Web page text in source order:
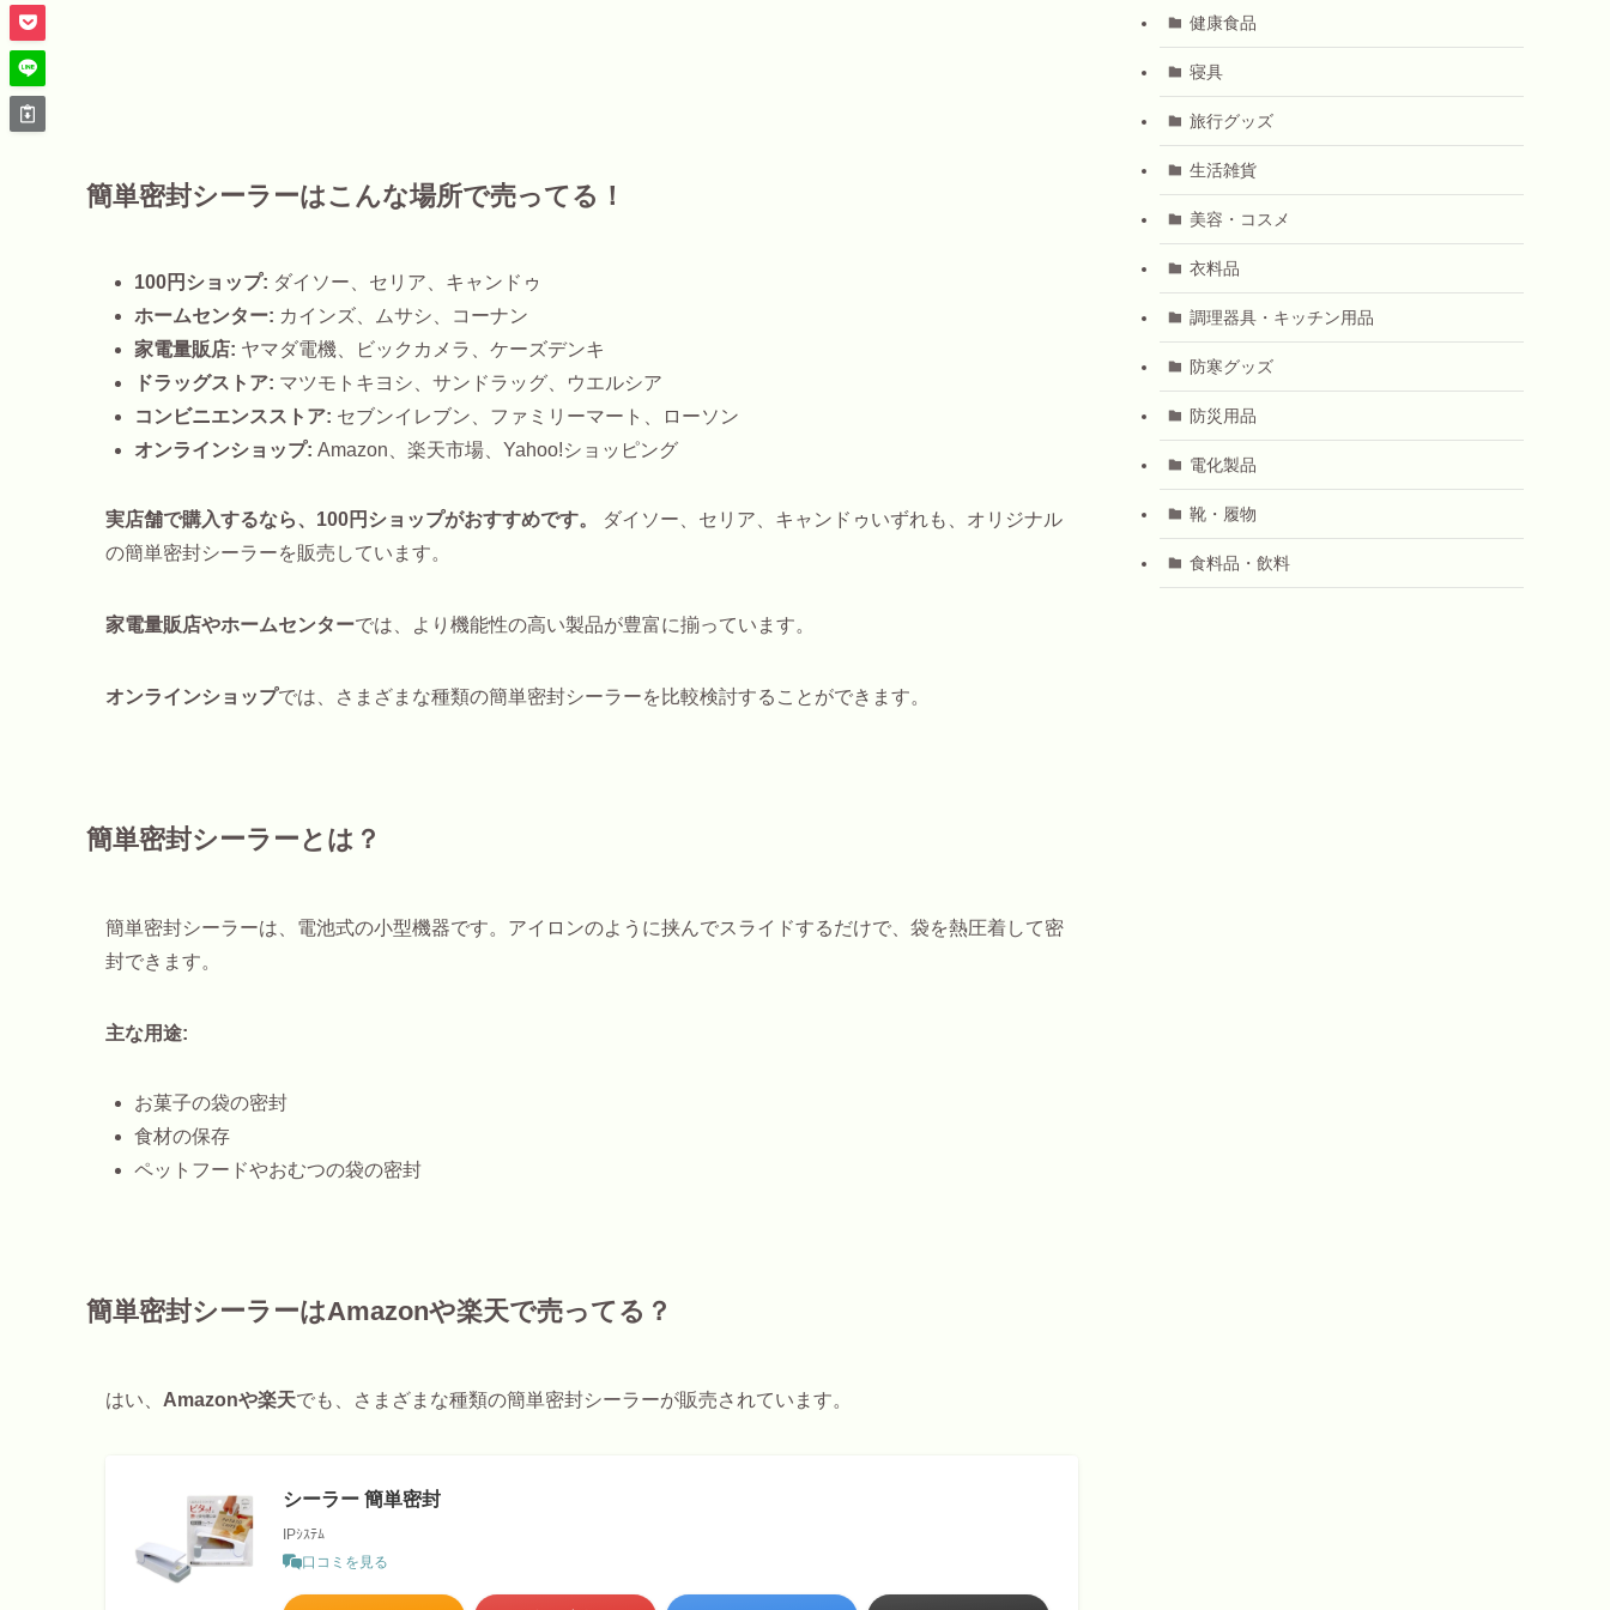
簡単密封シーラーはこんな場所で売ってる！
100円ショップ: ダイソー、セリア、キャンドゥ
ホームセンター: カインズ、ムサシ、コーナン
家電量販店: ヤマダ電機、ビックカメラ、ケーズデンキ
ドラッグストア: マツモトキヨシ、サンドラッグ、ウエルシア
コンビニエンスストア: セブンイレブン、ファミリーマート、ローソン
オンラインショップ: Amazon、楽天市場、Yahoo!ショッピング
実店舗で購入するなら、100円ショップがおすすめです。
ダイソー、セリア、キャンドゥいずれも、オリジナル
の簡単密封シーラーを販売しています。
家電量販店やホームセンターでは、より機能性の高い製品が豊富に揃っています。
オンラインショップでは、さまざまな種類の簡単密封シーラーを比較検討することができます。
簡単密封シーラーとは？
簡単密封シーラーは、電池式の小型機器です。アイロンのように挟んでスライドするだけで、袋を熱圧着して密
封できます。
主な用途:
お菓子の袋の密封
食材の保存
ペットフードやおむつの袋の密封
簡単密封シーラーはAmazonや楽天で売ってる？
はい、 Amazonや楽天でも、さまざまな種類の簡単密封シーラーが販売されています。
シーラー 簡単密封
IPｼｽﾃﾑ
口コミを見る
健康食品
寝具
旅行グッズ
生活雑貨
美容・コスメ
衣料品
調理器具・キッチン用品
防寒グッズ
防災用品
電化製品
靴・履物
食料品・飲料